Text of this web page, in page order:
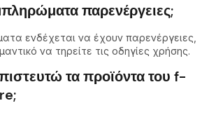
παρενέργειες;
ενδέχεται να έχουν παρενέργειες,
να τηρείτε τις οδηγίες χρήσης.
τα προϊόντα του f-